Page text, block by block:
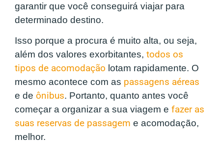
garantir que você conseguirá viajar para
determinado destino.
Isso porque a procura é muito alta, ou seja,
além dos valores exorbitantes, todos os
tipos de acomodação lotam rapidamente. O
mesmo acontece com as passagens aéreas
e de ônibus. Portanto, quanto antes você
começar a organizar a sua viagem e fazer as
suas reservas de passagem e acomodação,
melhor.